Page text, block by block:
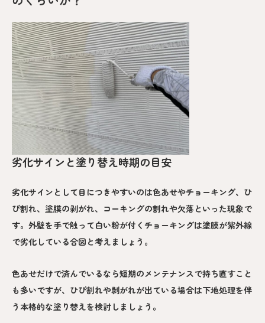
劣化サインと塗り替え時期の目安
劣化サインとして目につきやすいのは色あせやチョーキング、ひ
び割れ、塗膜の剥がれ、コーキングの割れや欠落といった現象で
す。外壁を手で触って白い粉が付くチョーキングは塗膜が紫外線
で劣化している合図と考えましょう。
色あせだけで済んでいるなら短期のメンテナンスで持ち直すこと
も多いですが、ひび割れや剥がれが出ている場合は下地処理を伴
う本格的な塗り替えを検討しましょう。